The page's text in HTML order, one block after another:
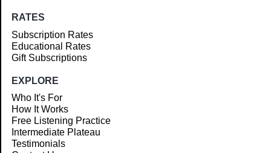
RATES
Subscription Rates
Educational Rates
Gift Subscriptions
EXPLORE
Who It's For
How It Works
Free Listening Practice
Intermediate Plateau
Testimonials